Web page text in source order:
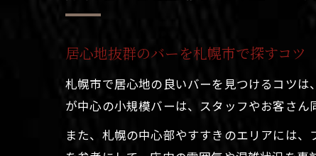
居心地抜群のバーを札幌市で探すコツ
札幌市で居心地の良いバーを見つけるコツ
が中心の小規模バーは、スタッフやお客さん
また、札幌の中心部やすすきのエリアには